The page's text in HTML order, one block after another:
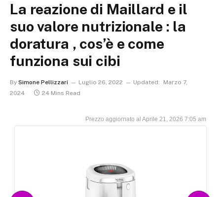
La reazione di Maillard e il
suo valore nutrizionale : la
doratura , cos’è e come
funziona sui cibi
By Simone Pellizzari Luglio 26, 2022 Updated:
Marzo 7,
2024
24 Mins Read
Aprile 21, 2026 7:05 am